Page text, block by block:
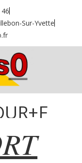
Sur-Yvette